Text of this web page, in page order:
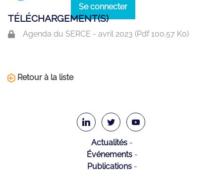
Se connecter
TÉLÉCHARGEMENT(S)
Agenda du SERCE - avril 2023 (Pdf100.57 Ko)
Retour à la liste
Actualités
Événements
Publications